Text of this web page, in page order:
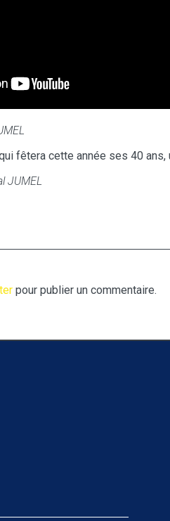
fêtera cette année ses 40 ans,
JUMEL
pour publier un commentaire.